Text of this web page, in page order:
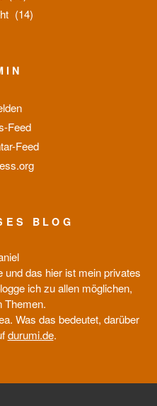
(14)
Feed
Feed
BLOG
und das hier ist mein privates
ich zu allen möglichen,
Themen.
Was das bedeutet, darüber
durumi.de.